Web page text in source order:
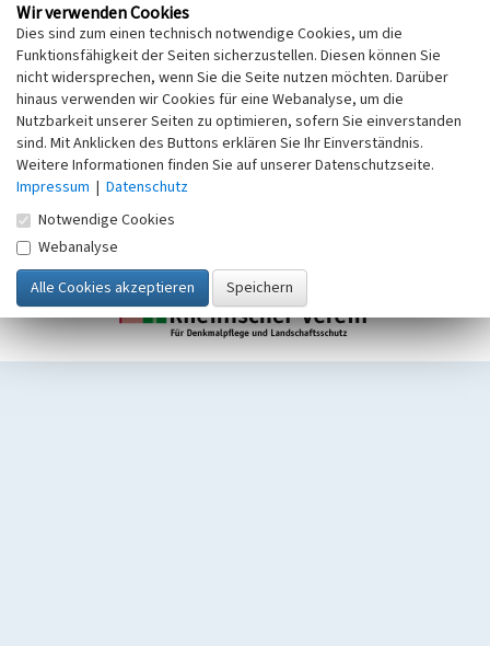
Wir verwenden Cookies
Dies sind zum einen technisch notwendige Cookies, um die
Funktionsfähigkeit der Seiten sicherzustellen. Diesen können Sie
nicht widersprechen, wenn Sie die Seite nutzen möchten. Darüber
hinaus verwenden wir Cookies für eine Webanalyse, um die
Nutzbarkeit unserer Seiten zu optimieren, sofern Sie einverstanden
sind. Mit Anklicken des Buttons erklären Sie Ihr Einverständnis.
Weitere Informationen finden Sie auf unserer Datenschutzseite.
Impressum | Datenschutz
Notwendige Cookies
Webanalyse